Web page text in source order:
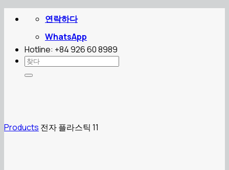
연락하다
WhatsApp
Hotline: +84 926 60 8989
Search
for:
Products 전자 플라스틱 11